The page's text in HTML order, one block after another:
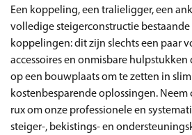
Een koppeling, een tralieligger, een
volledige steigerconstructie
koppelingen: dit zijn slechts een paar
accessoires en onmisbare
op een bouwplaats om te zetten in
kostenbesparende oplossingen.
rux om onze professionele en
steiger-, bekistings- en